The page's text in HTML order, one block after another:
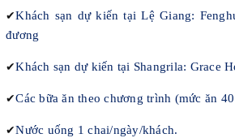
✔Khách sạn dự kiến tại Lệ Giang:
đương
✔Khách sạn dự kiến tại Shangrila: Grace
✔Các bữa ăn theo chương trình (mức ăn
✔Nước uống 1 chai/ngày/khách.